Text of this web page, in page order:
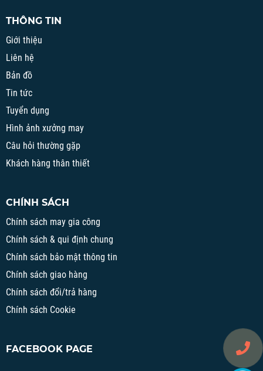
THÔNG TIN
Giới thiệu
Liên hệ
Bản đồ
Tin tức
Tuyển dụng
Hình ảnh xưởng may
Câu hỏi thường gặp
Khách hàng thân thiết
CHÍNH SÁCH
Chính sách may gia công
Chính sách & qui định chung
Chính sách bảo mật thông tin
Chính sách giao hàng
Chính sách đổi/trả hàng
Chính sách Cookie
FACEBOOK PAGE